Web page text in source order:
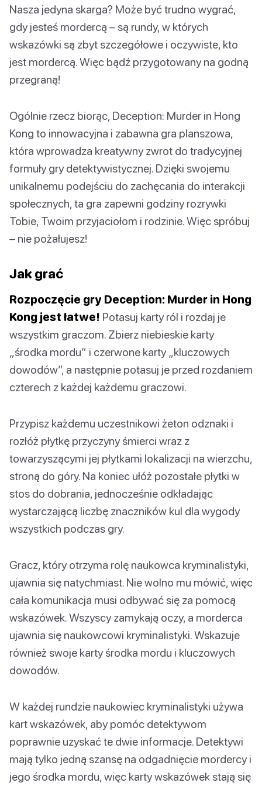
Nasza jedyna skarga? Może być trudno wygrać,
gdy jesteś mordercą – są rundy, w których
wskazówki są zbyt szczegółowe i oczywiste, kto
jest mordercą. Więc bądź przygotowany na godną
przegraną!
Ogólnie rzecz biorąc, Deception: Murder in Hong
Kong to innowacyjna i zabawna gra planszowa,
która wprowadza kreatywny zwrot do tradycyjnej
formuły gry detektywistycznej. Dzięki swojemu
unikalnemu podejściu do zachęcania do interakcji
społecznych, ta gra zapewni godziny rozrywki
Tobie, Twoim przyjaciołom i rodzinie. Więc spróbuj
– nie pożałujesz!
Jak grać
Rozpoczęcie gry Deception: Murder in Hong
Kong jest łatwe! Potasuj karty ról i rozdaj je
wszystkim graczom. Zbierz niebieskie karty
„środka mordu” i czerwone karty „kluczowych
dowodów”, a następnie potasuj je przed rozdaniem
czterech z każdej każdemu graczowi.
Przypisz każdemu uczestnikowi żeton odznaki i
rozłóż płytkę przyczyny śmierci wraz z
towarzyszącymi jej płytkami lokalizacji na wierzchu,
stroną do góry. Na koniec ułóż pozostałe płytki w
stos do dobrania, jednocześnie odkładając
wystarczającą liczbę znaczników kul dla wygody
wszystkich podczas gry.
Gracz, który otrzyma rolę naukowca kryminalistyki,
ujawnia się natychmiast. Nie wolno mu mówić, więc
cała komunikacja musi odbywać się za pomocą
wskazówek. Wszyscy zamykają oczy, a morderca
ujawnia się naukowcowi kryminalistyki. Wskazuje
również swoje karty środka mordu i kluczowych
dowodów.
W każdej rundzie naukowiec kryminalistyki używa
kart wskazówek, aby pomóc detektywom
poprawnie uzyskać te dwie informacje. Detektywi
mają tylko jedną szansę na odgadnięcie mordercy i
jego środka mordu, więc karty wskazówek stają się